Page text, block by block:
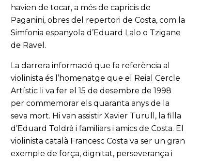
havien de tocar, a més de capricis de
Paganini, obres del repertori de Costa, com la
Simfonia espanyola d’Eduard Lalo o Tzigane
de Ravel.
La darrera informació que fa referència al
violinista és l’homenatge que el Reial Cercle
Artístic li va fer el 15 de desembre de 1998
per commemorar els quaranta anys de la
seva mort. Hi van assistir Xavier Turull, la filla
d’Eduard Toldrà i familiars i amics de Costa. El
violinista català Francesc Costa va ser un gran
exemple de força, dignitat, perseverança i